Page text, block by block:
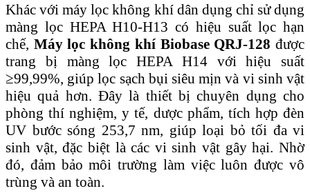
Khác với máy lọc không khí dân dụng chỉ sử dụng
màng lọc HEPA H10-H13 có hiệu suất lọc hạn
chế, Máy lọc không khí Biobase QRJ-128 được
trang bị màng lọc HEPA H14 với hiệu suất
≥99,99%, giúp lọc sạch bụi siêu mịn và vi sinh vật
hiệu quả hơn. Đây là thiết bị chuyên dụng cho
phòng thí nghiệm, y tế, dược phẩm, tích hợp đèn
UV bước sóng 253,7 nm, giúp loại bỏ tối đa vi
sinh vật, đặc biệt là các vi sinh vật gây hại. Nhờ
đó, đảm bảo môi trường làm việc luôn được vô
trùng và an toàn.